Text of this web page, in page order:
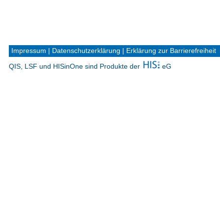
Impressum Datenschutzerklärung Erklärung zur Barrierefreiheit
QIS, LSF und HISinOne sind Produkte der eG